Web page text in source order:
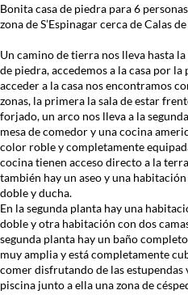
Bonita casa de piedra para 6
zona de S’Espinagar cerca de Calas
Un camino de tierra nos lleva hasta
de piedra, accedemos a la casa por
acceder a la casa nos encontramos
zonas, la primera la sala de estar
forjado, un arco nos lleva a la
mesa de comedor y una cocina
color roble y completamente
cocina tienen acceso directo a la
también hay un aseo y una
doble y ducha.
En la segunda planta hay una
doble y otra habitación con dos
segunda planta hay un baño
muy amplia y está completamente
comer disfrutando de las estupendas
piscina junto a ella una zona de